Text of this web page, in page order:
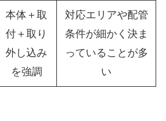
本体＋取
付＋取り
外し込み
を強調
対応エリアや配管
条件が細かく決ま
っていることが多
い